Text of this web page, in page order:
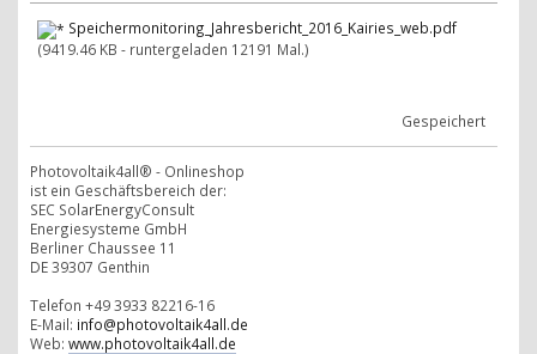
Speichermonitoring_Jahresbericht_2016_Kairies_web.pdf
(9419.46 KB - runtergeladen 12191 Mal.)
Gespeichert
Photovoltaik4all® - Onlineshop
ist ein Geschäftsbereich der:
SEC SolarEnergyConsult
Energiesysteme GmbH
Berliner Chaussee 11
DE 39307 Genthin
Telefon +49 3933 82216-16
E-Mail: info@photovoltaik4all.de
Web: www.photovoltaik4all.de